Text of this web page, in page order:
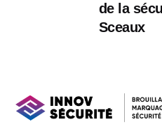
de la
Sceaux